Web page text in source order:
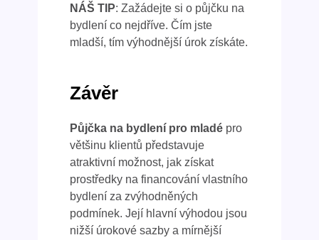
NÁŠ TIP: Zažádejte si o půjčku na
bydlení co nejdříve. Čím jste
mladší, tím výhodnější úrok získáte.
Závěr
Půjčka na bydlení pro mladépro
většinu klientů představuje
atraktivní možnost, jak získat
prostředky na financování vlastního
bydlení za zvýhodněných
podmínek. Její hlavní výhodou jsou
nižší úrokové sazby a mírnější